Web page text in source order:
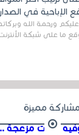
الإباحية في
ورحمة الله
ما على شبكة
مشاركة مميزة
أصوت مزعجة ..